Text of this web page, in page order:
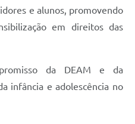
e alunos, promovendo
em direitos das
da DEAM e da
infância e adolescência no